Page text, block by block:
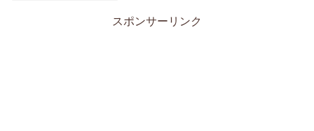
スポンサーリンク